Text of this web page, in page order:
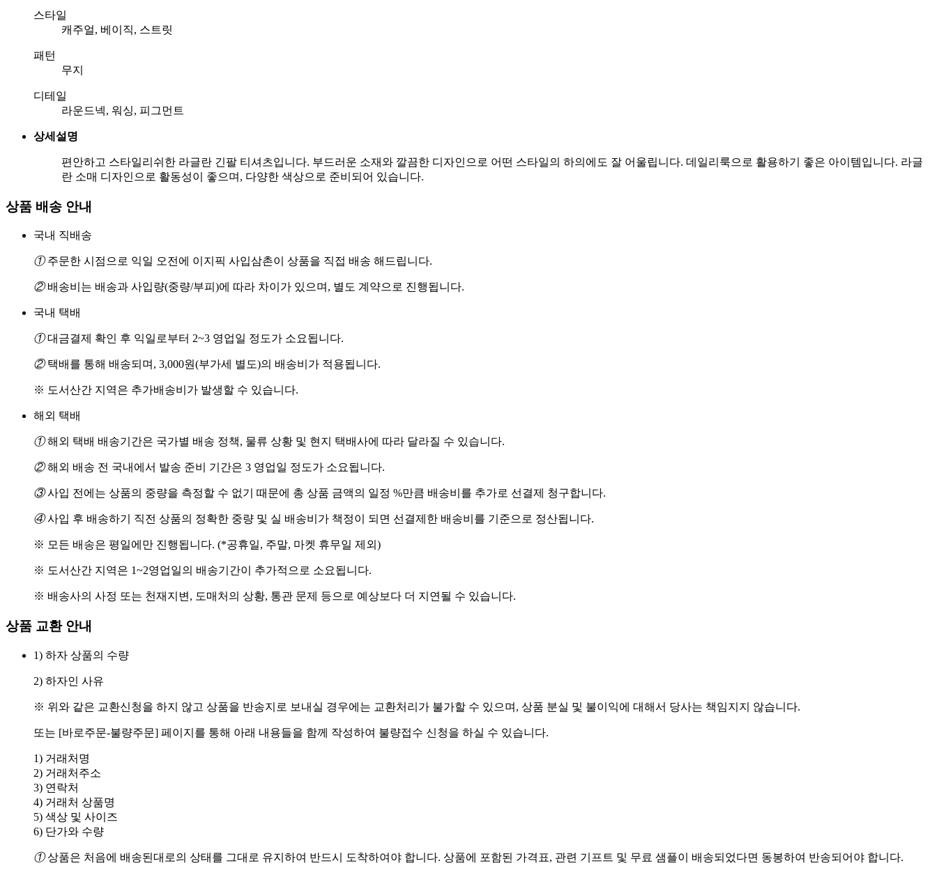
스타일
캐주얼, 베이직, 스트릿
패턴
무지
디테일
라운드넥, 워싱, 피그먼트
상세설명
편안하고 스타일리쉬한 라글란 긴팔 티셔츠입니다. 부드러운 소재와 깔끔한 디자인으로 어떤 스타일의 하의에도 잘 어울립니다. 데일리룩으로 활용하기 좋은 아이템입니다. 라글
란 소매 디자인으로 활동성이 좋으며, 다양한 색상으로 준비되어 있습니다.
상품 배송 안내
국내 직배송
①주문한 시점으로 익일 오전에 이지픽 사입삼촌이 상품을 직접 배송 해드립니다.
②배송비는 배송과 사입량(중량/부피)에 따라 차이가 있으며, 별도 계약으로 진행됩니다.
국내 택배
①대금결제 확인 후 익일로부터 2~3 영업일 정도가 소요됩니다.
②택배를 통해 배송되며, 3,000원(부가세 별도)의 배송비가 적용됩니다.
※ 도서산간 지역은 추가배송비가 발생할 수 있습니다.
해외 택배
①해외 택배 배송기간은 국가별 배송 정책, 물류 상황 및 현지 택배사에 따라 달라질 수 있습니다.
②해외 배송 전 국내에서 발송 준비 기간은 3 영업일 정도가 소요됩니다.
③사입 전에는 상품의 중량을 측정할 수 없기 때문에 총 상품 금액의 일정 %만큼 배송비를 추가로 선결제 청구합니다.
④사입 후 배송하기 직전 상품의 정확한 중량 및 실 배송비가 책정이 되면 선결제한 배송비를 기준으로 정산됩니다.
※ 모든 배송은 평일에만 진행됩니다. (*공휴일, 주말, 마켓 휴무일 제외)
※ 도서산간 지역은 1~2영업일의 배송기간이 추가적으로 소요됩니다.
※ 배송사의 사정 또는 천재지변, 도매처의 상황, 통관 문제 등으로 예상보다 더 지연될 수 있습니다.
상품 교환 안내
1) 하자 상품의 수량
2) 하자인 사유
※ 위와 같은 교환신청을 하지 않고 상품을 반송지로 보내실 경우에는 교환처리가 불가할 수 있으며, 상품 분실 및 불이익에 대해서 당사는 책임지지 않습니다.
또는 [바로주문-불량주문] 페이지를 통해 아래 내용들을 함께 작성하여 불량접수 신청을 하실 수 있습니다.
1) 거래처명
2) 거래처주소
3) 연락처
4) 거래처 상품명
5) 색상 및 사이즈
6) 단가와 수량
①상품은 처음에 배송된대로의 상태를 그대로 유지하여 반드시 도착하여야 합니다. 상품에 포함된 가격표, 관련 기프트 및 무료 샘플이 배송되었다면 동봉하여 반송되어야 합니다.